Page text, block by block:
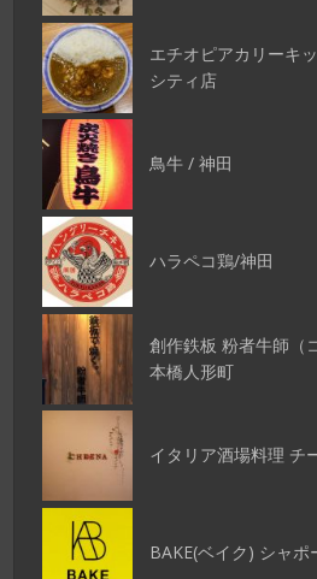
エチオピアカリーキ
シティ店
鳥牛 / 神田
ハラペコ鶏/神田
創作鉄板 粉者牛師（
本橋人形町
イタリア酒場料理 チ
BAKE(ベイク) シャポ